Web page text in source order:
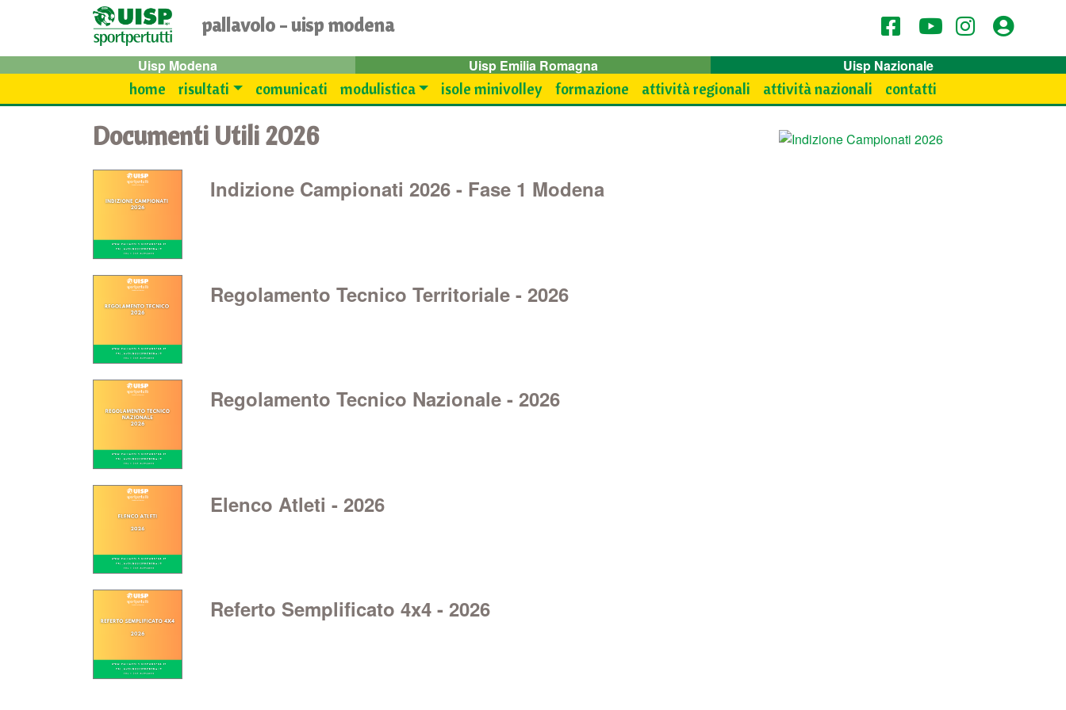
pallavolo - uisp modena
Uisp Modena Uisp Emilia Romagna Uisp Nazionale
home risultati comunicati modulistica isole minivolley formazione attività regionali attività nazionali contatti
Documenti Utili 2026
Indizione Campionati 2026 - Fase 1 Modena
Regolamento Tecnico Territoriale - 2026
Regolamento Tecnico Nazionale - 2026
Elenco Atleti - 2026
Referto Semplificato 4x4 - 2026